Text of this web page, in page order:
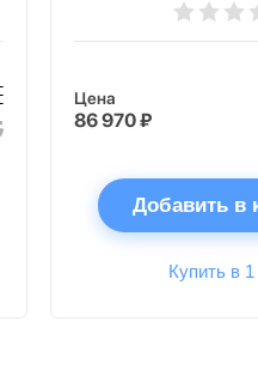
Цена
86 970 ₽
Добавить в
Купить в 1